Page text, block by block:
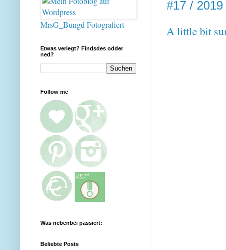
#17 / 2019
A little bit
MrsG_Bungd Fotografiert
Etwas verlegt? Findsdes odder
ned?
Follow me
Was nebenbei passiert:
Beliebte Posts